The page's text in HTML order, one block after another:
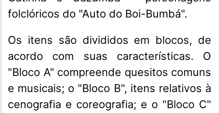
folclóricos do "Auto do Boi-Bumbá".
Os itens são divididos em blocos, de
acordo com suas características. O
"Bloco A" compreende quesitos comuns
e musicais; o "Bloco B", itens relativos à
cenografia e coreografia; e o "Bloco C"